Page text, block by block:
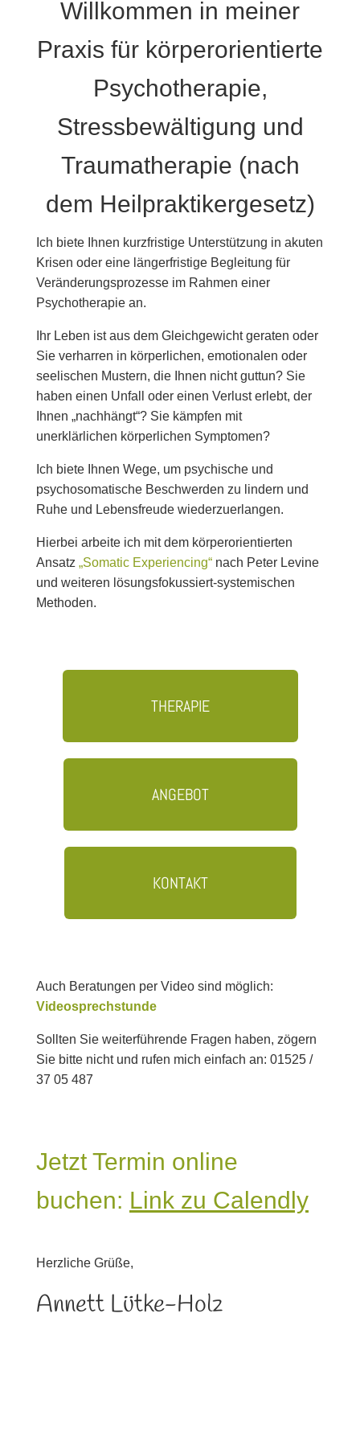
Willkommen in meiner
Praxis für körperorientierte
Psychotherapie,
Stressbewältigung und
Traumatherapie (nach
dem Heilpraktikergesetz)
Ich biete Ihnen kurzfristige Unterstützung in akuten
Krisen oder eine längerfristige Begleitung für
Veränderungsprozesse im Rahmen einer
Psychotherapie an.
Ihr Leben ist aus dem Gleichgewicht geraten oder
Sie verharren in körperlichen, emotionalen oder
seelischen Mustern, die Ihnen nicht guttun? Sie
haben einen Unfall oder einen Verlust erlebt, der
Ihnen „nachhängt“? Sie kämpfen mit
unerklärlichen körperlichen Symptomen?
Ich biete Ihnen Wege, um psychische und
psychosomatische Beschwerden zu lindern und
Ruhe und Lebensfreude wiederzuerlangen.
Hierbei arbeite ich mit dem körperorientierten
Ansatz „Somatic Experiencing“ nach Peter Levine
und weiteren lösungsfokussiert-systemischen
Methoden.
THERAPIE
ANGEBOT
KONTAKT
Auch Beratungen per Video sind möglich:
Videosprechstunde
Sollten Sie weiterführende Fragen haben, zögern
Sie bitte nicht und rufen mich einfach an: 01525 /
37 05 487
Jetzt Termin online
buchen: Link zu Calendly
Herzliche Grüße,
Annett Lütke-Holz